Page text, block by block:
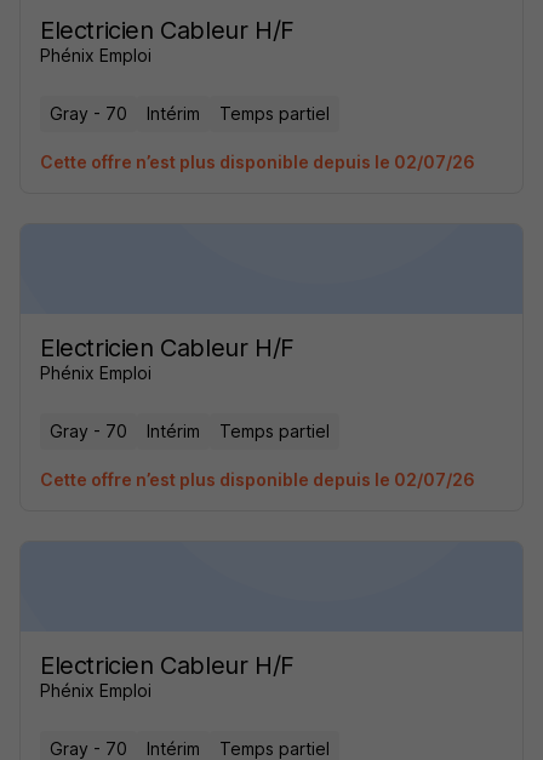
Electricien Cableur H/F
Phénix Emploi
Gray - 70 Intérim Temps partiel
Cette offre n’est plus disponible depuis le 02/07/26
Electricien Cableur H/F
Phénix Emploi
Gray - 70 Intérim Temps partiel
Cette offre n’est plus disponible depuis le 02/07/26
Electricien Cableur H/F
Phénix Emploi
Gray - 70 Intérim Temps partiel